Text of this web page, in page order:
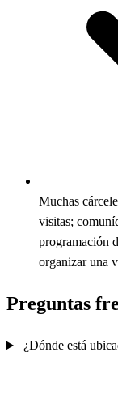
Muchas
visitas;
programación
organizar una
Preguntas
¿Dónde está